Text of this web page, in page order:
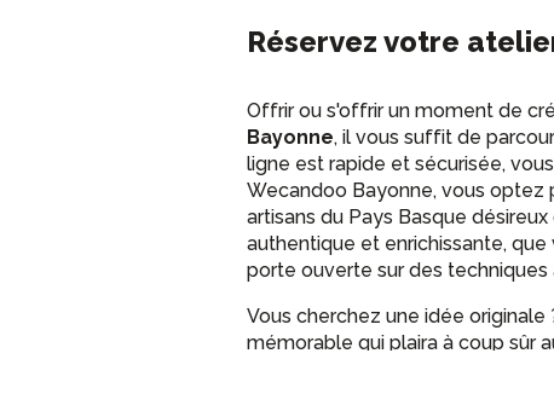
Réservez votre
Offrir ou s'offrir un moment de
Bayonne, il vous suffit de
ligne est rapide et sécurisée,
Wecandoo Bayonne, vous optez
artisans du Pays Basque
authentique et enrichissante,
porte ouverte sur des
Vous cherchez une idée originale
mémorable qui plaira à coup sûr